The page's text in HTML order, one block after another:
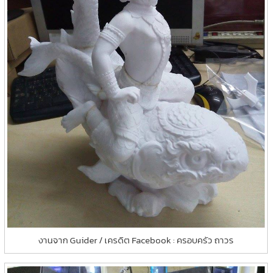
งานจาก Guider / เครดิต Facebook : ครอบครัว ถาวร